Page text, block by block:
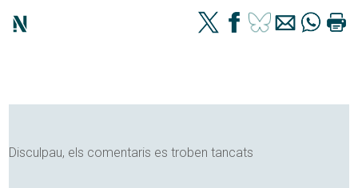
Disculpau, els comentaris es troben tancats